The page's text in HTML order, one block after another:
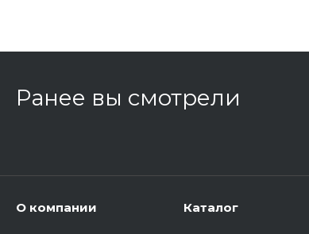
Ранее вы смотрели
О компании Каталог